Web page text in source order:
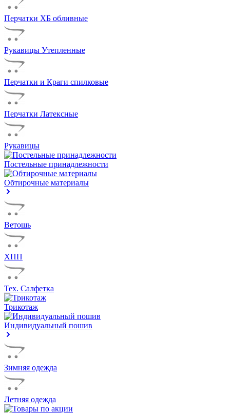
Перчатки ХБ обливные
Рукавицы Утепленные
Перчатки и Краги спилковые
Перчатки Латексные
Рукавицы
Постельные принадлежности
Обтирочные материалы
Ветошь
ХПП
Тех. Салфетка
Трикотаж
Индивидуальный пошив
Зимняя одежда
Летняя одежда